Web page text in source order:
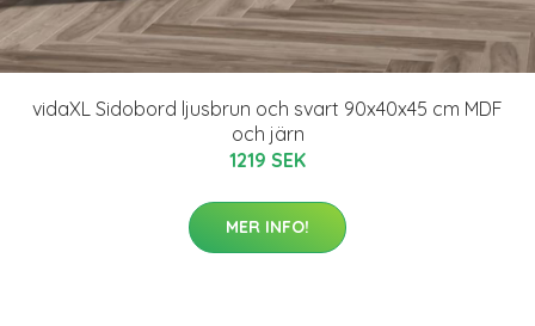
vidaXL Sidobord ljusbrun och svart 90x40x45 cm MDF
och järn
1219 SEK
MER INFO!